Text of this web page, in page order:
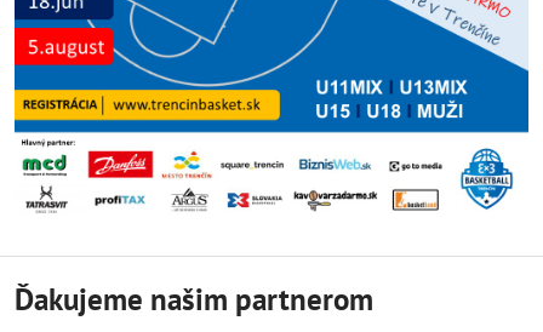
Ďakujeme našim partnerom